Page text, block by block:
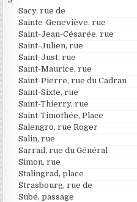
Sacy, rue de
Sainte-Geneviève, rue
Saint-Jean-Césarée, rue
Saint-Julien, rue
Saint-Just, rue
Saint-Maurice, rue
Saint-Pierre, rue du Cadran
Saint-Sixte, rue
Saint-Thierry, rue
Saint-Timothée, Place
Salengro, rue Roger
Salin, rue
Sarrail, rue du Général
Simon, rue
Stalingrad, place
Strasbourg, rue de
Subé, passage